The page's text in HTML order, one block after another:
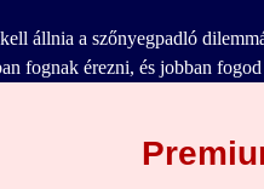
állnia a szőnyegpadló
fognak érezni, és jobban